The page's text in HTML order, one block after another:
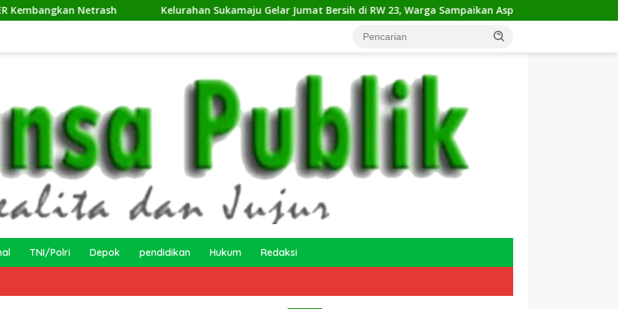
Netrash Kelurahan Sukamaju Gelar Jumat Bersih di RW 23, Warga Sampaikan Aspirasi Penanganan Banjir
TNI/Polri Depok pendidikan Hukum Redaksi